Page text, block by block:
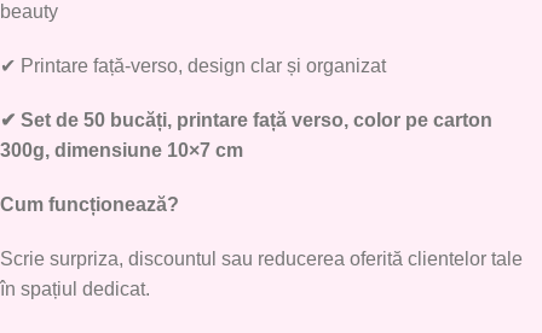
beauty
✔ Printare față-verso, design clar și organizat
✔ Set de 50 bucăți, printare față verso, color pe carton
300g, dimensiune 10×7 cm
Cum funcționează?
Scrie surpriza, discountul sau reducerea oferită clientelor tale
în spațiul dedicat.